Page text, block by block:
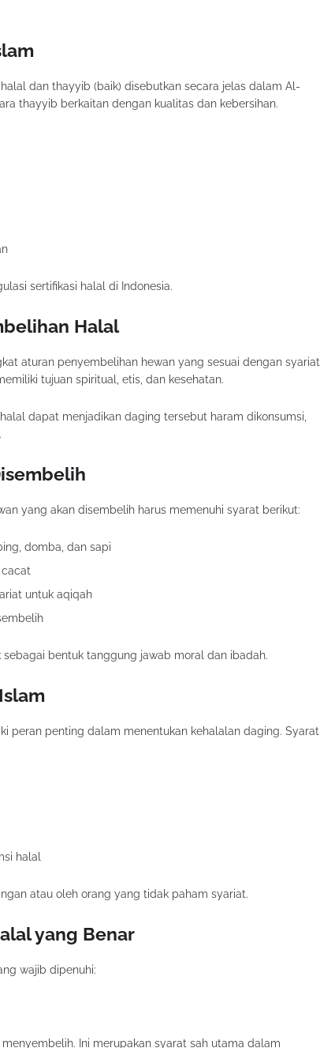
dan thayyib (baik) disebutkan secara jelas dalam Al-
thayyib berkaitan dengan kualitas dan kebersihan.
sertifikasi halal di Indonesia.
Halal
aturan penyembelihan hewan yang sesuai dengan syariat
tujuan spiritual, etis, dan kesehatan.
dapat menjadikan daging tersebut haram dikonsumsi,
yang akan disembelih harus memenuhi syarat berikut:
domba, dan sapi
cacat
untuk aqiqah
bentuk tanggung jawab moral dan ibadah.
peran penting dalam menentukan kehalalan daging. Syarat
halal
atau oleh orang yang tidak paham syariat.
yang Benar
wajib dipenuhi:
Ini merupakan syarat sah utama dalam